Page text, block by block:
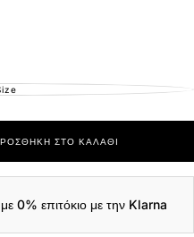
ΣΤΟ ΚΑΛΆΘΙ
με 0% επιτόκιο με την Klarna